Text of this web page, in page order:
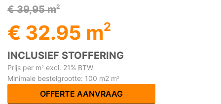
€ 39,95 m2
€ 32.95 m2
INCLUSIEF STOFFERING
Prijs per m2 excl. 21% BTW
Minimale bestelgrootte: 100 m2 m2
OFFERTE AANVRAAG